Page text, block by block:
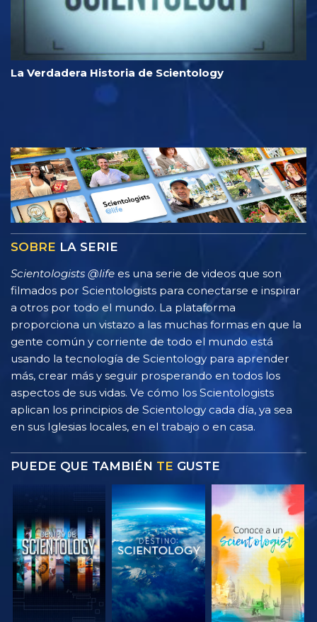
La Verdadera Historia de Scientology
SOBRE LA SERIE
Scientologists @life es una serie de videos que son
filmados por Scientologists para conectarse e inspirar
a otros por todo el mundo. La plataforma
proporciona un vistazo a las muchas formas en que la
gente común y corriente de todo el mundo está
usando la tecnología de Scientology para aprender
más, crear más y seguir prosperando en todos los
aspectos de sus vidas. Ve cómo los Scientologists
aplican los principios de Scientology cada día, ya sea
en sus Iglesias locales, en el trabajo o en casa.
PUEDE QUE TAMBIÉN TE GUSTE